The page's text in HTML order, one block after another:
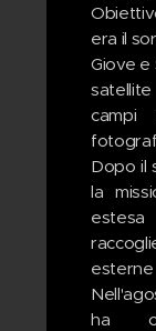
era il
Giove e
campi
Dopo il
la
ha